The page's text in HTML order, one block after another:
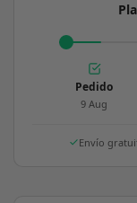
Pedido
9 Aug
Envío